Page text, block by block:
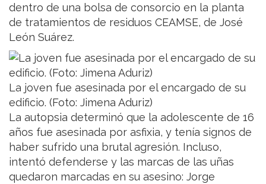
dentro de una bolsa de consorcio en la planta
de tratamientos de residuos CEAMSE, de José
León Suárez.
La joven fue asesinada por el encargado de su
edificio. (Foto: Jimena Aduriz)
La autopsia determinó que la adolescente de 16
años fue asesinada por asfixia, y tenía signos de
haber sufrido una brutal agresión. Incluso,
intentó defenderse y las marcas de las uñas
quedaron marcadas en su asesino: Jorge